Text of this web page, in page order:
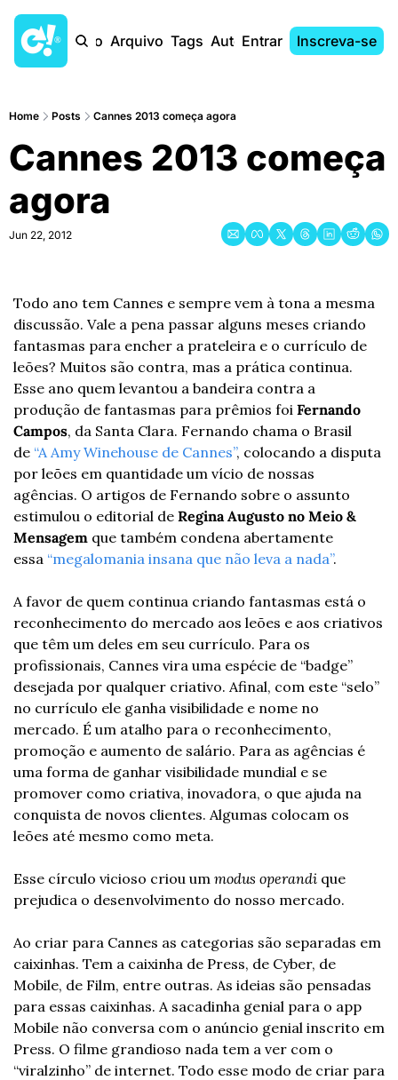
Início Arquivo Tags AutoresEntrar Inscreva-se
Home Posts Cannes 2013 começa agora
Cannes 2013 começa
agora
Jun 22, 2012
Todo ano tem Cannes e sempre vem à tona a mesma
discussão. Vale a pena passar alguns meses criando
fantasmas para encher a prateleira e o currículo de
leões? Muitos são contra, mas a prática continua.
Esse ano quem levantou a bandeira contra a
produção de fantasmas para prêmios foi Fernando
Campos, da Santa Clara. Fernando chama o Brasil
de “A Amy Winehouse de Cannes”, colocando a disputa
por leões em quantidade um vício de nossas
agências. O artigos de Fernando sobre o assunto
estimulou o editorial de Regina Augusto no Meio &
Mensagem que também condena abertamente
essa “megalomania insana que não leva a nada”.
A favor de quem continua criando fantasmas está o
reconhecimento do mercado aos leões e aos criativos
que têm um deles em seu currículo. Para os
profissionais, Cannes vira uma espécie de “badge”
desejada por qualquer criativo. Afinal, com este “selo”
no currículo ele ganha visibilidade e nome no
mercado. É um atalho para o reconhecimento,
promoção e aumento de salário. Para as agências é
uma forma de ganhar visibilidade mundial e se
promover como criativa, inovadora, o que ajuda na
conquista de novos clientes. Algumas colocam os
leões até mesmo como meta.
Esse círculo vicioso criou um modus operandi que
prejudica o desenvolvimento do nosso mercado.
Ao criar para Cannes as categorias são separadas em
caixinhas. Tem a caixinha de Press, de Cyber, de
Mobile, de Film, entre outras. As ideias são pensadas
para essas caixinhas. A sacadinha genial para o app
Mobile não conversa com o anúncio genial inscrito em
Press. O filme grandioso nada tem a ver com o
“viralzinho” de internet. Todo esse modo de criar para